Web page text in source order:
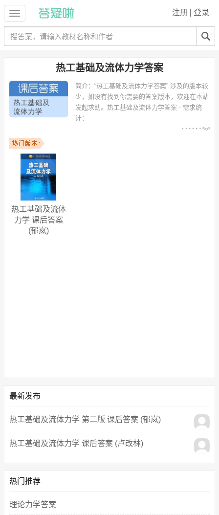
注册 登录
热工基础及流体力学答案
简介： “热工基础及流体力学答案” 涉及的版本较
少，如没有找到你需要的答案版本，欢迎在本站
发起求助。 热工基础及流体力学答案 - 需求统
计：
：机电工程、机械设计制造
及其自动化、热能与动力工程、通信工程、计算机科学与技术、物理教
育、土木工程、车辆工程、机械设计制造及其自动化（矿山机电）、建
筑环境与设备工程 等专业。
以下学校的同学下载过
大学、广州大学、沈阳工程学院、衡阳市二中、南京航空航天大学金城
学院、西安交通大学、哈尔滨工程大学、深圳大学、湖南人文科技学院
等。
热工基础及流体
力学 课后答案
(郁岚)
最新发布
热工基础及流体力学 第二版 课后答案 (郁岚)
热工基础及流体力学 课后答案 (卢改林)
热门推荐
理论力学答案